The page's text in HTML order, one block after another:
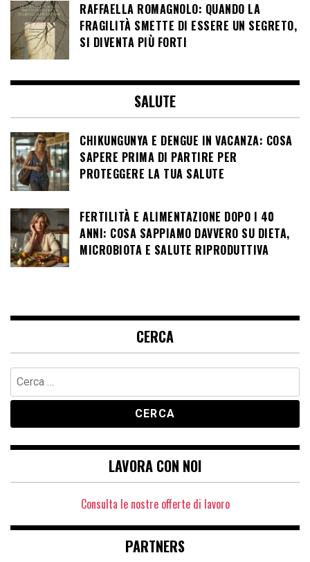
RAFFAELLA ROMAGNOLO: QUANDO LA
FRAGILITÀ SMETTE DI ESSERE UN SEGRETO,
SI DIVENTA PIÙ FORTI
SALUTE
CHIKUNGUNYA E DENGUE IN VACANZA: COSA
SAPERE PRIMA DI PARTIRE PER
PROTEGGERE LA TUA SALUTE
FERTILITÀ E ALIMENTAZIONE DOPO I 40
ANNI: COSA SAPPIAMO DAVVERO SU DIETA,
MICROBIOTA E SALUTE RIPRODUTTIVA
CERCA
Ricerca
per:
LAVORA CON NOI
Consulta le nostre offerte di lavoro
PARTNERS